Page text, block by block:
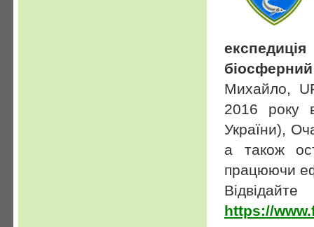
біосферний
Михайло,
2016 року
України),
а також
працюючи
https://